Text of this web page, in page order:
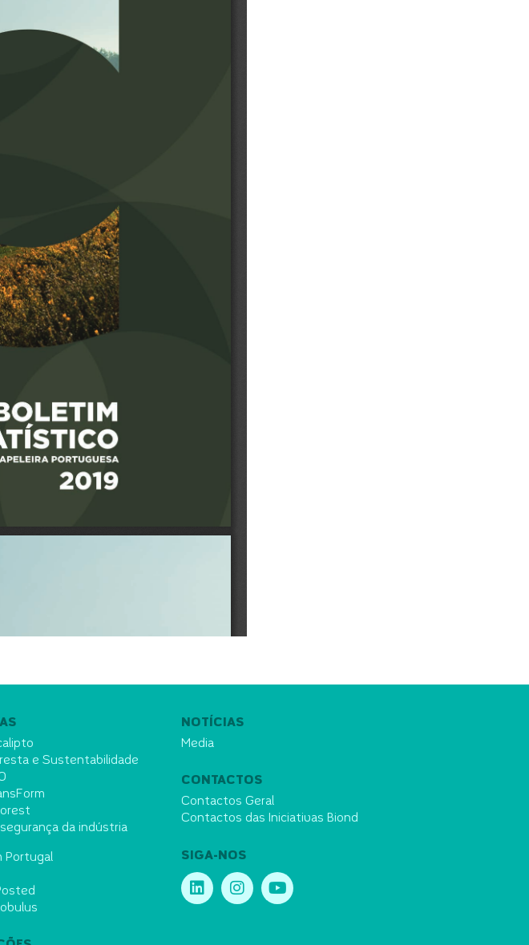
e Sustentabilidade
da indústria
Portugal
NOTÍCIAS
Media
CONTACTOS
Contactos Geral
Contactos das Iniciativas Biond
SIGA-NOS